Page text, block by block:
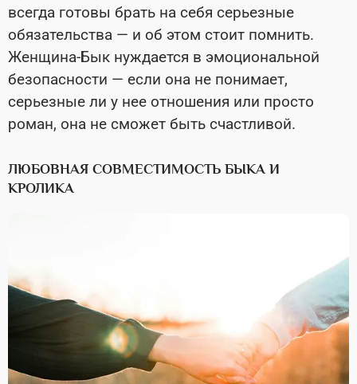
всегда готовы брать на себя серьезные
обязательства — и об этом стоит помнить.
Женщина-Бык нуждается в эмоциональной
безопасности — если она не понимает,
серьезные ли у нее отношения или просто
роман, она не сможет быть счастливой.
ЛЮБОВНАЯ СОВМЕСТИМОСТЬ БЫКА И
КРОЛИКА